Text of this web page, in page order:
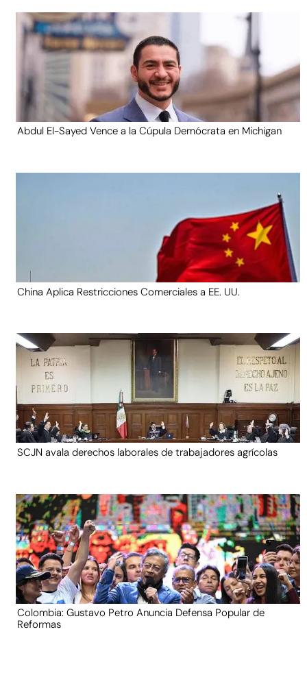
Abdul El-Sayed Vence a la Cúpula Demócrata en Michigan
China Aplica Restricciones Comerciales a EE. UU.
SCJN avala derechos laborales de trabajadores agrícolas
Colombia: Gustavo Petro Anuncia Defensa Popular de
Reformas